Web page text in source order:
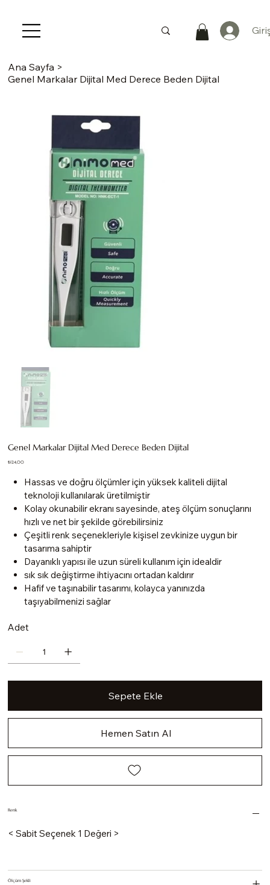
Ana Sayfa >
Genel Markalar Dijital Med Derece Beden Dijital
Genel Markalar Dijital Med Derece Beden Dijital
Fiyat
₺124,00
Hassas ve doğru ölçümler için yüksek kaliteli dijital
teknoloji kullanılarak üretilmiştir
Kolay okunabilir ekranı sayesinde, ateş ölçüm sonuçlarını
hızlı ve net bir şekilde görebilirsiniz
Çeşitli renk seçenekleriyle kişisel zevkinize uygun bir
tasarıma sahiptir
Dayanıklı yapısı ile uzun süreli kullanım için idealdir
sık sık değiştirme ihtiyacını ortadan kaldırır
Hafif ve taşınabilir tasarımı, kolayca yanınızda
taşıyabilmenizi sağlar
Adet
Sepete Ekle
Hemen Satın Al
Renk
< Sabit Seçenek 1 Değeri >
Ölçüm Şekli